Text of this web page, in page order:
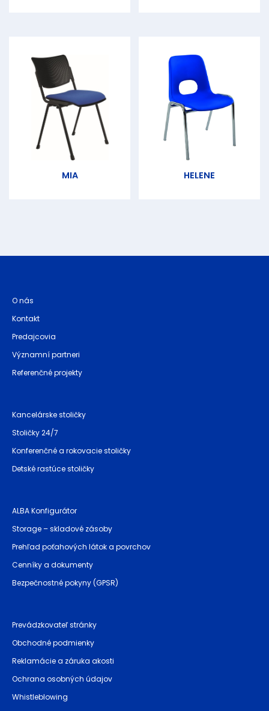
MIA HELENE
O nás
Kontakt
Predajcovia
Významní partneri
Referenčné projekty
Kancelárske stoličky
Stoličky 24/7
Konferenčné a rokovacie stoličky
Detské rastúce stoličky
ALBA Konfigurátor
Storage – skladové zásoby
Prehľad poťahových látok a povrchov
Cenníky a dokumenty
Bezpečnostné pokyny (GPSR)
Prevádzkovateľ stránky
Obchodné podmienky
Reklamácie a záruka akosti
Ochrana osobných údajov
Whistleblowing